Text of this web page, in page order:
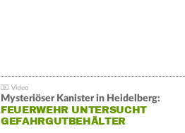
Mysteriöser Kanister in Heidelberg:
FEUERWEHR UNTERSUCHT
GEFAHRGUTBEHÄLTER